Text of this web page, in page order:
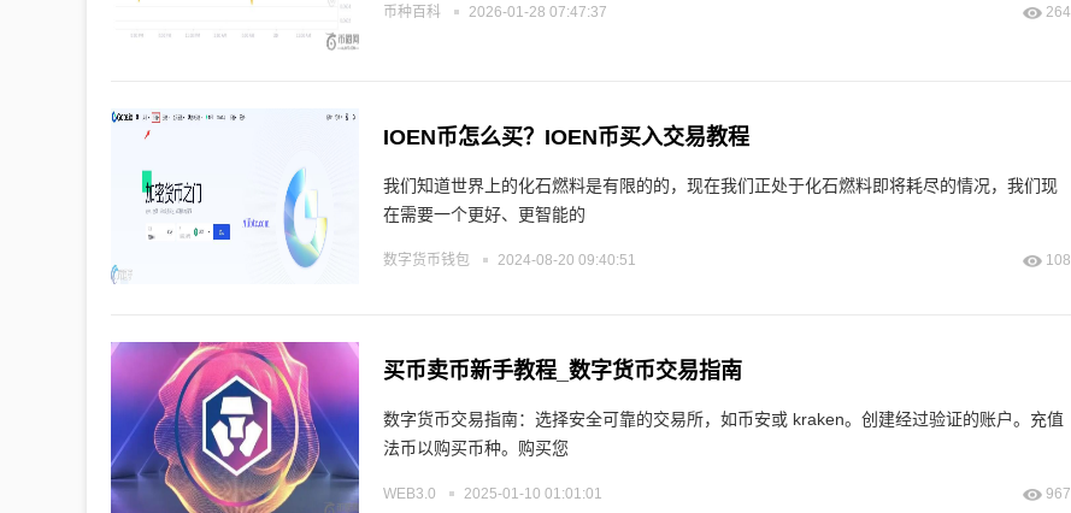
币种百科 2026-01-28 07:47:37 264
IOEN币怎么买？IOEN币买入交易教程
我们知道世界上的化石燃料是有限的的，现在我们正处于化石燃料即将耗尽的情况，我们现
在需要一个更好、更智能的
数字货币钱包 2024-08-20 09:40:51 108
买币卖币新手教程_数字货币交易指南
数字货币交易指南：选择安全可靠的交易所，如币安或 kraken。创建经过验证的账户。充值
法币以购买币种。购买您
WEB3.0 2025-01-10 01:01:01 967